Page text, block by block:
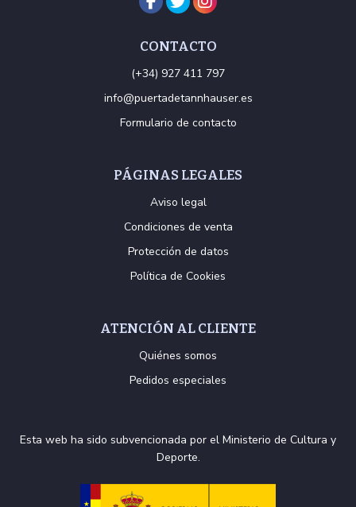
CONTACTO
(+34) 927 411 797
info@puertadetannhauser.es
Formulario de contacto
PÁGINAS LEGALES
Aviso legal
Condiciones de venta
Protección de datos
Política de Cookies
ATENCIÓN AL CLIENTE
Quiénes somos
Pedidos especiales
Esta web ha sido subvencionada por el Ministerio de Cultura y
Deporte.